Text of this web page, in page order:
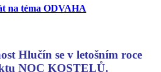
na téma ODVAHA
Hlučín se v letošním roce
NOC KOSTELŮ.